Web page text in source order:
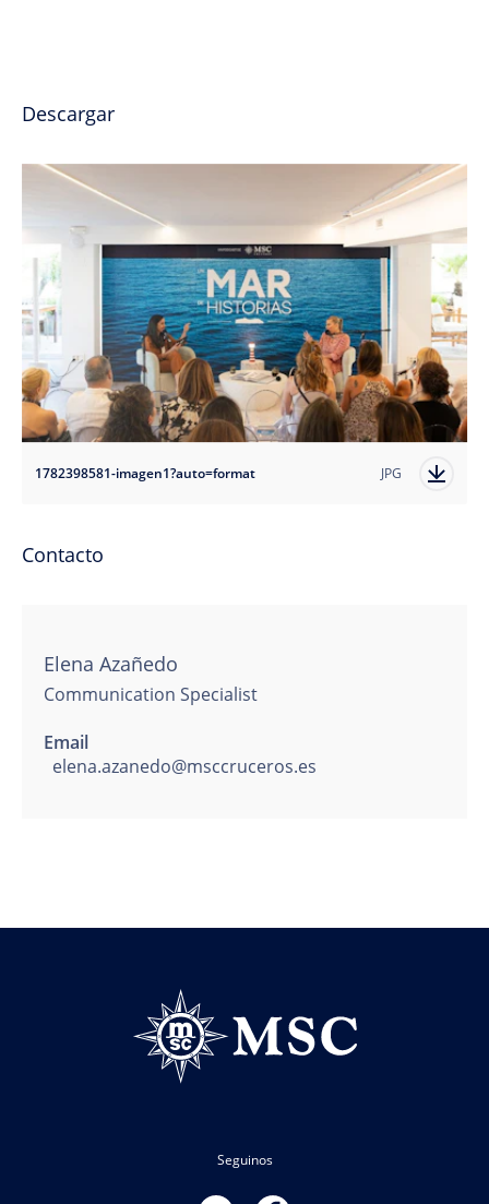
Descargar
1782398581-imagen1?auto=format JPG
Contacto
Elena Azañedo
Communication Specialist
Email
elena.azanedo@msccruceros.es
Seguinos